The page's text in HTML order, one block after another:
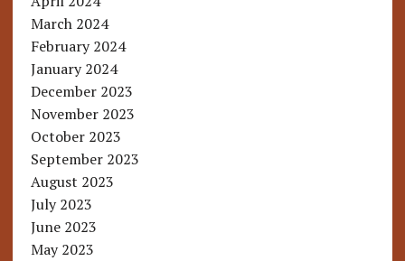
March 2024
February 2024
January 2024
December 2023
November 2023
October 2023
September 2023
August 2023
July 2023
June 2023
May 2023